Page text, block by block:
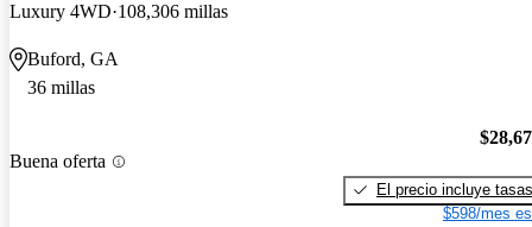
Luxury 4WD 108,306 millas
Buford, GA
36 millas
Buena oferta
El precio incluye tasas
$598/mes